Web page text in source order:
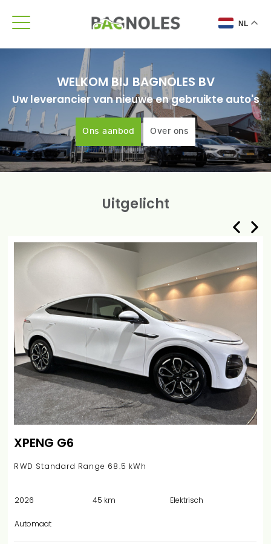
NL
WELKOM BIJ BAGNOLES BV
Uw leverancier van nieuwe en gebruikte auto's
Ons aanbod Over ons
Uitgelicht
XPENG G6
RWD Standard Range 68.5 kWh
2026 45 km Elektrisch
Automaat